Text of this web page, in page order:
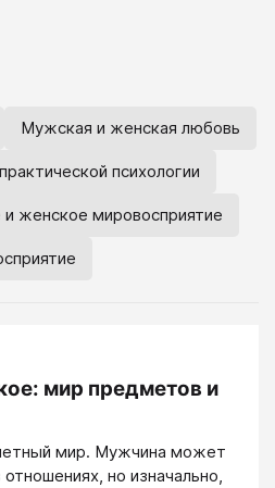
Мужская и женская любовь
психологии
женское мировосприятие
мир предметов и
мир. Мужчина может
но изначально,